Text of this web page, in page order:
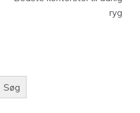
ryg
Søg